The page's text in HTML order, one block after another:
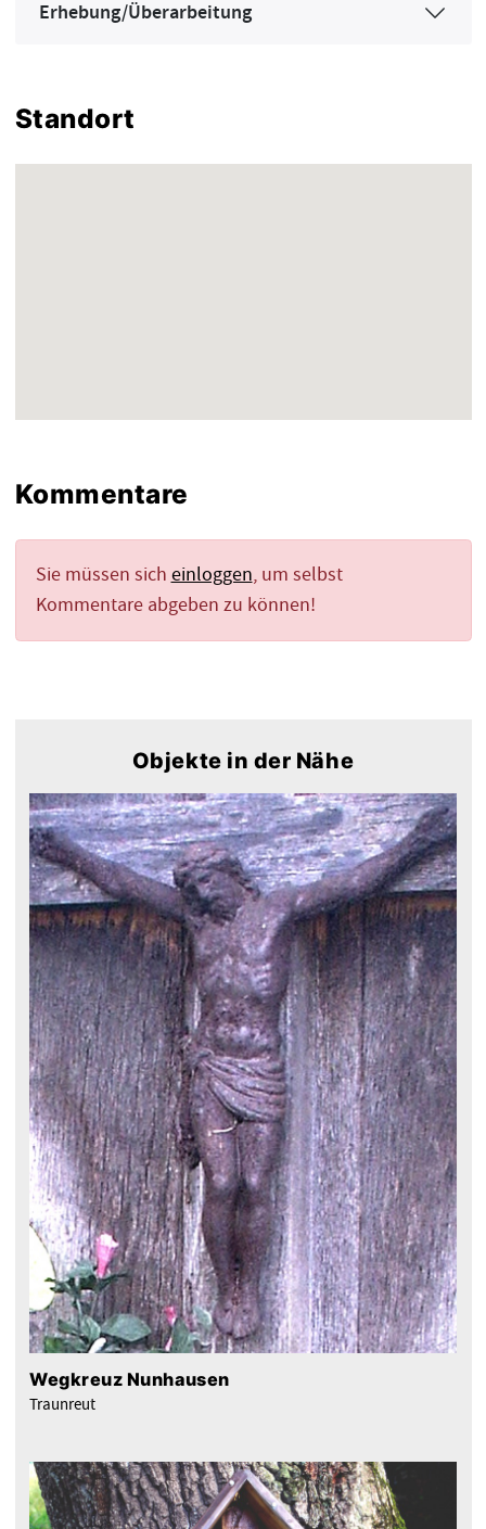
Erhebung/Überarbeitung
Standort
Kommentare
Sie müssen sich einloggen, um selbst
Kommentare abgeben zu können!
Objekte in der Nähe
Wegkreuz Nunhausen
Traunreut